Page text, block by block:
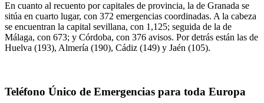
En cuanto al recuento por capitales de provincia, la de Granada se
sitúa en cuarto lugar, con 372 emergencias coordinadas. A la cabeza
se encuentran la capital sevillana, con 1,125; seguida de la de
Málaga, con 673; y Córdoba, con 376 avisos. Por detrás están las de
Huelva (193), Almería (190), Cádiz (149) y Jaén (105).
Teléfono Único de Emergencias para toda Europa